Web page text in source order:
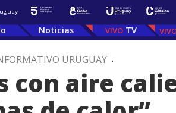
Noticias TV
URUGUAY .
aire